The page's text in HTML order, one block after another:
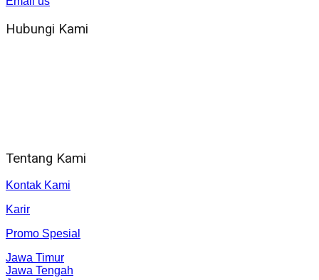
Hubungi Kami
Tentang Kami
Kontak Kami
Karir
Promo Spesial
Jawa Timur
Jawa Tengah